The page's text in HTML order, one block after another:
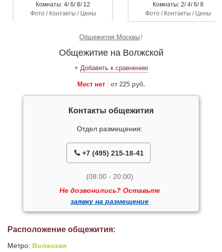
Комнаты: 4/ 6/ 8/ 12
Фото / Контакты / Цены
Комнаты: 2/ 4/ 6/ 8
Фото / Контакты / Цены
Общежития Москвы
Общежитие на Волжской
+ Добавить к сравнению
Мест нет от 225 руб.
Контакты общежития
Отдел размещения:
+7 (495) 215-18-41
(08:00 - 20:00)
Не дозвонились? Оставьте
заявку на размещение
Расположение общежития:
Метро: Волжская